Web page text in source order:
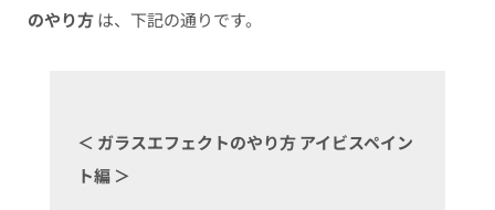
のやり方は、下記の通りです。
＜ ガラスエフェクトのやり方 アイビスペイン
ト編 ＞